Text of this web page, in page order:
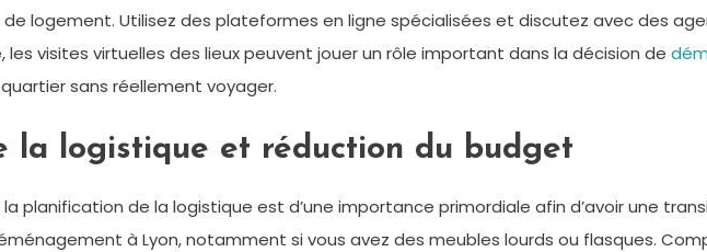
logement. Utilisez des plateformes en ligne spécialisées et discutez avec des
les visites virtuelles des lieux peuvent jouer un rôle important dans la décision de
sans réellement voyager.
la logistique et réduction du budget
planification de la logistique est d’une importance primordiale afin d’avoir une
à Lyon, notamment si vous avez des meubles lourds ou flasques.